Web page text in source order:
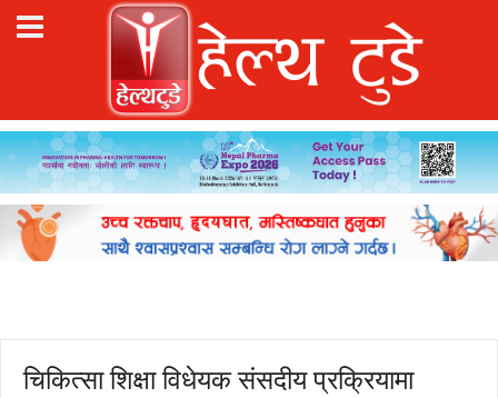
चिकित्सा शिक्षा विधेयक संसदीय प्रक्रियामा